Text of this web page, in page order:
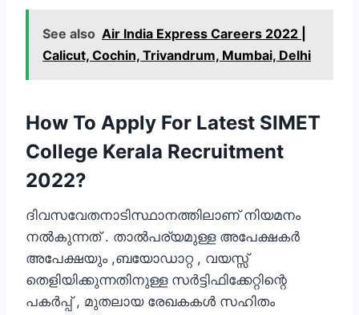
See also Air India Express Careers 2022 |
Calicut, Cochin, Trivandrum, Mumbai, Delhi
How To Apply For Latest SIMET
College Kerala Recruitment
2022?
ദിവസവേതനാടിസ്ഥാനത്തിലാണ് നിയമനം
നൽകുന്നത് . താൽപര്യമുള്ള അപേക്ഷകർ
അപേക്ഷയും ,ബയോഡാറ്റ , വയസ്സ്
തെളിയിക്കുന്നതിനുള്ള സർട്ടിഫിക്കേറ്റിന്റെ
പകർപ്പ് , മുതലായ രേഖകകൾ സഹിതം